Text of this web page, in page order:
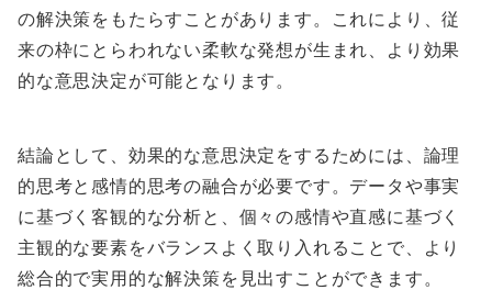
の解決策をもたらすことがあります。これにより、従
来の枠にとらわれない柔軟な発想が生まれ、より効果
的な意思決定が可能となります。
結論として、効果的な意思決定をするためには、論理
的思考と感情的思考の融合が必要です。データや事実
に基づく客観的な分析と、個々の感情や直感に基づく
主観的な要素をバランスよく取り入れることで、より
総合的で実用的な解決策を見出すことができます。